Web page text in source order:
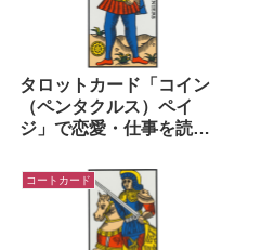
タロットカード「コイン
（ペンタクルス）ペイ
ジ」で恋愛・仕事を読む
ワンオラクル
コートカード